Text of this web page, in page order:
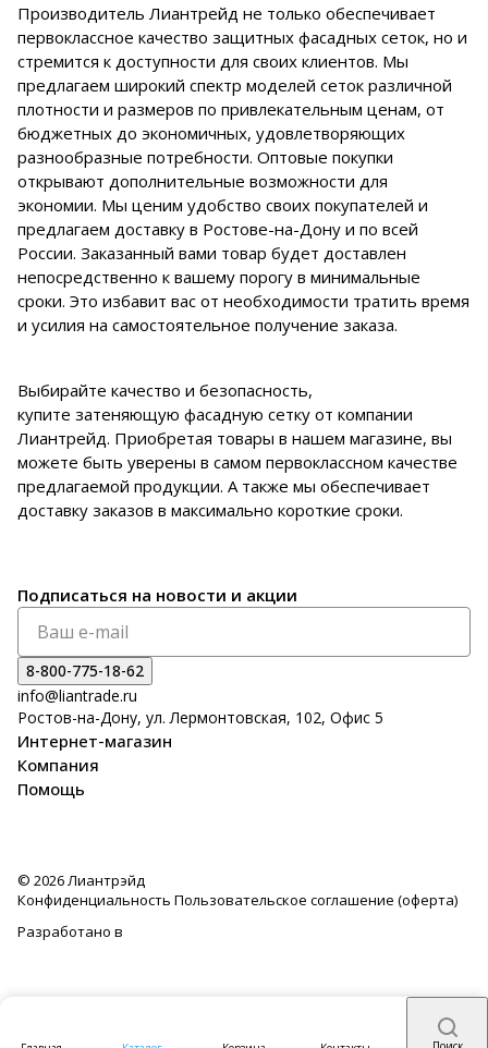
Производитель Лиантрейд не только обеспечивает
первоклассное качество защитных фасадных сеток, но и
стремится к доступности для своих клиентов. Мы
предлагаем широкий спектр моделей сеток различной
плотности и размеров по привлекательным ценам, от
бюджетных до экономичных, удовлетворяющих
разнообразные потребности. Оптовые покупки
открывают дополнительные возможности для
экономии. Мы ценим удобство своих покупателей и
предлагаем доставку в Ростове-на-Дону и по всей
России. Заказанный вами товар будет доставлен
непосредственно к вашему порогу в минимальные
сроки. Это избавит вас от необходимости тратить время
и усилия на самостоятельное получение заказа.
Выбирайте качество и безопасность,
купите затеняющую фасадную сетку от компании
Лиантрейд. Приобретая товары в нашем магазине, вы
можете быть уверены в самом первоклассном качестве
предлагаемой продукции. А также мы обеспечивает
доставку заказов в максимально короткие сроки.
Подписаться на новости и акции
8-800-775-18-62
info@liantrade.ru
Ростов-на-Дону, ул. Лермонтовская, 102, Офис 5
Интернет-магазин
Компания
Помощь
© 2026 Лиантрэйд
Конфиденциальность Пользовательское соглашение (оферта)
Разработано в